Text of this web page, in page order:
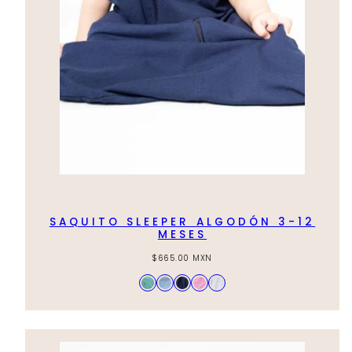
SAQUITO SLEEPER ALGODÓN 3-12
MESES
Regular
$665.00 MXN
Available
in
AquaAzulAzulRosaHueso